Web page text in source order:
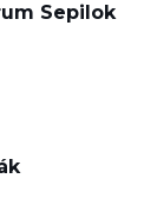
Sepilok